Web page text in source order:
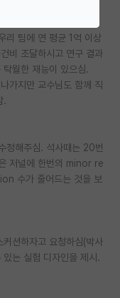
으로 연구를 함. 매년 10
리 팀에 연 평균 1억 이상
비 조달하시고 연구 결과
월한 재능이 있으심.
가지만 교수님도 함께 직
.
정해주심. 석사때는 20번
저널에 한번의 minor re
수가 줄어드는 것을 보
션하자고 요청하심(박사
는 실험 디자인을 제시.